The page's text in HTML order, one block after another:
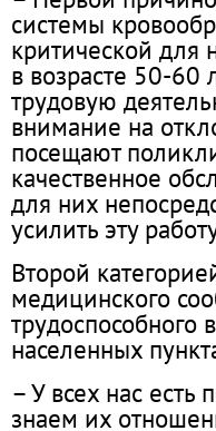
системы
критической для
в возрасте 50-60
трудовую
внимание на
посещают
качественное
для них
усилить эту
Второй
медицинского
трудоспособного
населенных
– У всех нас
знаем их